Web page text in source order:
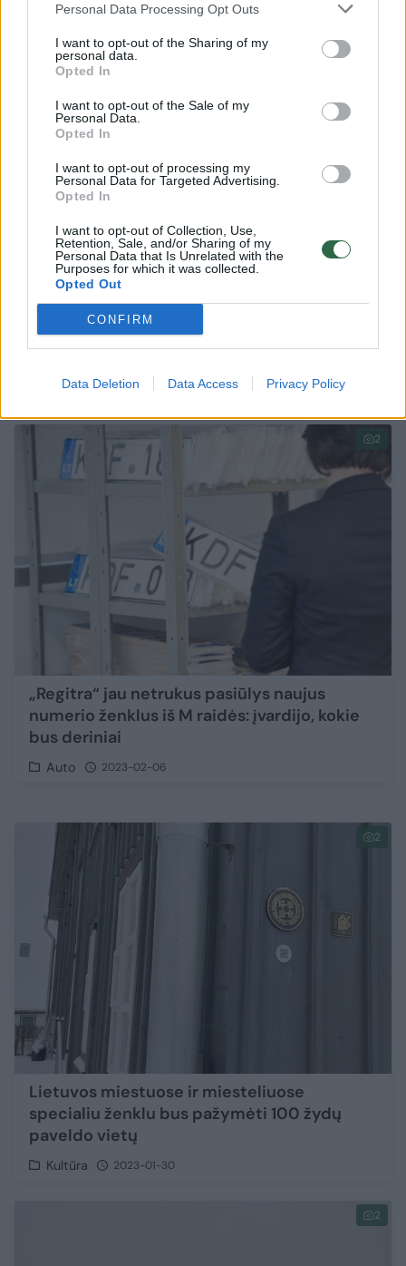
Personal Data Processing Opt Outs
I want to opt-out of the Sharing of my
personal data.
Opted In
I want to opt-out of the Sale of my
Personal Data.
Opted In
I want to opt-out of processing my
Personal Data for Targeted Advertising.
Opted In
I want to opt-out of Collection, Use,
Retention, Sale, and/or Sharing of my
Personal Data that Is Unrelated with the
Purposes for which it was collected.
Opted Out
CONFIRM
Data Deletion Data Access Privacy Policy
Lietuvos diena 2024-02-17
Naujas Gineso rekordas Dubajuje: iškilo
Gamta 2023-09-19
2
„Regitra“ jau netrukus pasiūlys naujus
numerio ženklus iš M raidės: įvardijo, kokie
bus deriniai
Auto 2023-02-06
2
Lietuvos miestuose ir miesteliuose
specialiu ženklu bus pažymėti 100 žydų
paveldo vietų
Kultūra 2023-01-30
2